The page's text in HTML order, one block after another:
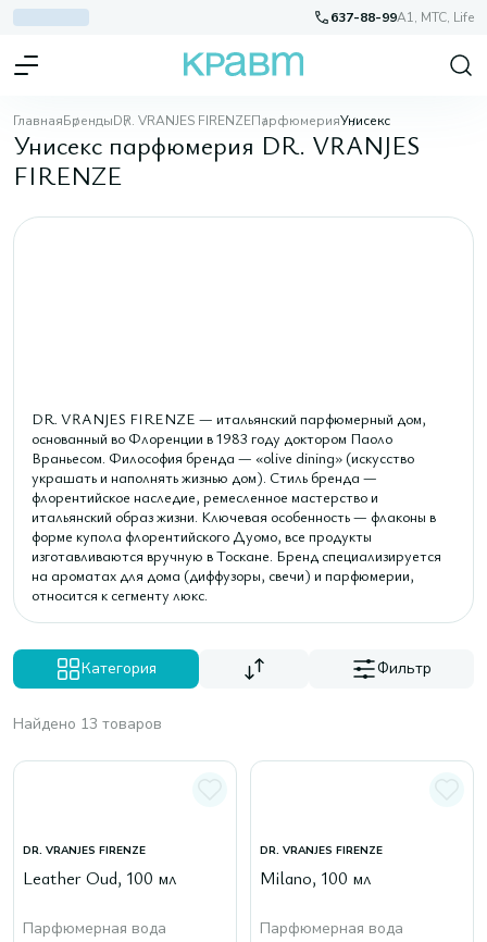
637-88-99A1, МТС, Life
ГлавнаяБрендыDR. VRANJES FIRENZEПарфюмерияУнисекс
Унисекс парфюмерия DR. VRANJES
FIRENZE
DR. VRANJES FIRENZE — итальянский парфюмерный дом,
основанный во Флоренции в 1983 году доктором Паоло
Враньесом. Философия бренда — «olive dining» (искусство
украшать и наполнять жизнью дом). Стиль бренда —
флорентийское наследие, ремесленное мастерство и
итальянский образ жизни. Ключевая особенность — флаконы в
форме купола флорентийского Дуомо, все продукты
изготавливаются вручную в Тоскане. Бренд специализируется
на ароматах для дома (диффузоры, свечи) и парфюмерии,
относится к сегменту люкс.
Категория Фильтр
Найдено 13 товаров
DR. VRANJES FIRENZE
Leather Oud, 100 мл
Парфюмерная вода
DR. VRANJES FIRENZE
Milano, 100 мл
Парфюмерная вода